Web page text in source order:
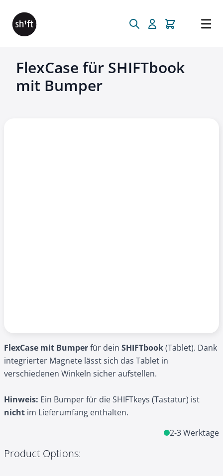
FlexCase für SHIFTbook
mit Bumper
FlexCase mit Bumperfür dein SHIFTbook(Tablet). Dank
integrierter Magnete lässt sich das Tablet in
verschiedenen Winkeln sicher aufstellen.
Hinweis: Ein Bumper für die SHIFTkeys (Tastatur) ist
nicht im Lieferumfang enthalten.
2-3 Werktage
Product Options: